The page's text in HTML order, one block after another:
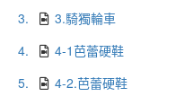
3.
3.騎獨輪車
4.
4-1芭蕾硬鞋
5.
4-2.芭蕾硬鞋